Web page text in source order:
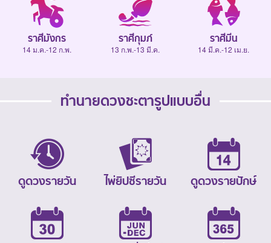
ราศีมังกร
14 ม.ค.-12 ก.พ.
ราศีกุมภ์
13 ก.พ.-13 มี.ค.
ราศีมีน
14 มี.ค.-12 เม.ย.
ทำนายดวงชะตารูปแบบอื่น
ดูดวงรายวัน ไพ่ยิปซีรายวัน ดูดวงรายปักษ์